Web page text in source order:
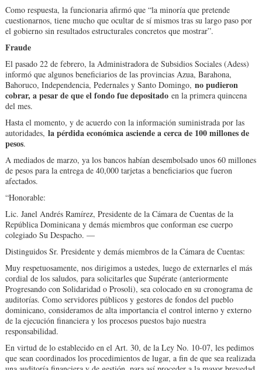
Como respuesta, la funcionaria afirmó que “la minoría que pretende
cuestionarnos, tiene mucho que ocultar de sí mismos tras su largo paso por
el gobierno sin resultados estructurales concretos que mostrar”.
Fraude
El pasado 22 de febrero, la Administradora de Subsidios Sociales (Adess)
informó que algunos beneficiarios de las provincias Azua, Barahona,
Bahoruco, Independencia, Pedernales y Santo Domingo, no pudieron
cobrar, a pesar de que el fondo fue depositadoen la primera quincena
del mes.
Hasta el momento, y de acuerdo con la información suministrada por las
autoridades, la pérdida económica asciende a cerca de 100 millones de
pesos.
A mediados de marzo, ya los bancos habían desembolsado unos 60 millones
de pesos para la entrega de 40,000 tarjetas a beneficiarios que fueron
afectados.
“Honorable:
Lic. Janel Andrés Ramírez, Presidente de la Cámara de Cuentas de la
República Dominicana y demás miembros que conforman ese cuerpo
colegiado Su Despacho. —
Distinguidos Sr. Presidente y demás miembros de la Cámara de Cuentas:
Muy respetuosamente, nos dirigimos a ustedes, luego de externarles el más
cordial de los saludos, para solicitarles que Supérate (anteriormente
Progresando con Solidaridad o Prosoli), sea colocado en su cronograma de
auditorías. Como servidores públicos y gestores de fondos del pueblo
dominicano, consideramos de alta importancia el control interno y externo
de la ejecución financiera y los procesos puestos bajo nuestra
responsabilidad.
En virtud de lo establecido en el Art. 30, de la Ley No. 10-07, les pedimos
que sean coordinados los procedimientos de lugar, a fin de que sea realizada